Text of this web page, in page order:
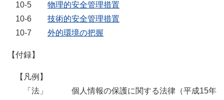
10-5
物理的安全管理措置
10-6
技術的安全管理措置
10-7
外的環境の把握
【付録】
【凡例】
「法」 個人情報の保護に関する法律（平成15年